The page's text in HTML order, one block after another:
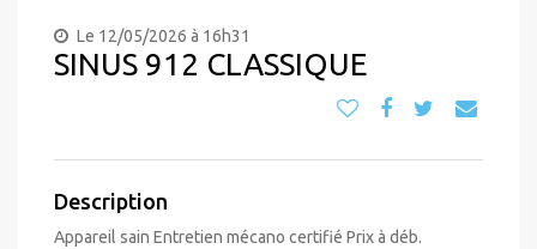
Le 12/05/2026 à 16h31
SINUS 912 CLASSIQUE
Description
Appareil sain Entretien mécano certifié Prix à déb.